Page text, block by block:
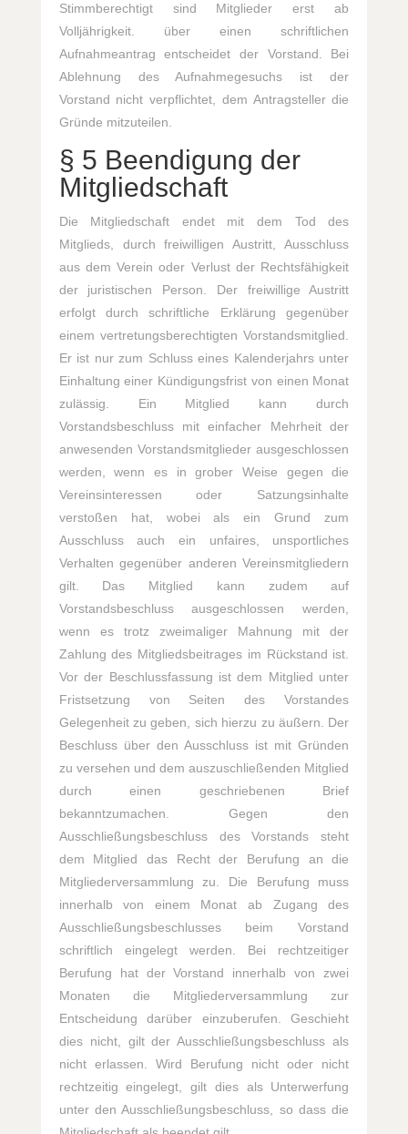
Stimmberechtigt sind Mitglieder erst ab
Volljährigkeit. über einen schriftlichen
Aufnahmeantrag entscheidet der Vorstand. Bei
Ablehnung des Aufnahmegesuchs ist der
Vorstand nicht verpflichtet, dem Antragsteller die
Gründe mitzuteilen.
§ 5 Beendigung der
Mitgliedschaft
Die Mitgliedschaft endet mit dem Tod des
Mitglieds, durch freiwilligen Austritt, Ausschluss
aus dem Verein oder Verlust der Rechtsfähigkeit
der juristischen Person. Der freiwillige Austritt
erfolgt durch schriftliche Erklärung gegenüber
einem vertretungsberechtigten Vorstandsmitglied.
Er ist nur zum Schluss eines Kalenderjahrs unter
Einhaltung einer Kündigungsfrist von einen Monat
zulässig. Ein Mitglied kann durch
Vorstandsbeschluss mit einfacher Mehrheit der
anwesenden Vorstandsmitglieder ausgeschlossen
werden, wenn es in grober Weise gegen die
Vereinsinteressen oder Satzungsinhalte
verstoßen hat, wobei als ein Grund zum
Ausschluss auch ein unfaires, unsportliches
Verhalten gegenüber anderen Vereinsmitgliedern
gilt. Das Mitglied kann zudem auf
Vorstandsbeschluss ausgeschlossen werden,
wenn es trotz zweimaliger Mahnung mit der
Zahlung des Mitgliedsbeitrages im Rückstand ist.
Vor der Beschlussfassung ist dem Mitglied unter
Fristsetzung von Seiten des Vorstandes
Gelegenheit zu geben, sich hierzu zu äußern. Der
Beschluss über den Ausschluss ist mit Gründen
zu versehen und dem auszuschließenden Mitglied
durch einen geschriebenen Brief
bekanntzumachen. Gegen den
Ausschließungsbeschluss des Vorstands steht
dem Mitglied das Recht der Berufung an die
Mitgliederversammlung zu. Die Berufung muss
innerhalb von einem Monat ab Zugang des
Ausschließungsbeschlusses beim Vorstand
schriftlich eingelegt werden. Bei rechtzeitiger
Berufung hat der Vorstand innerhalb von zwei
Monaten die Mitgliederversammlung zur
Entscheidung darüber einzuberufen. Geschieht
dies nicht, gilt der Ausschließungsbeschluss als
nicht erlassen. Wird Berufung nicht oder nicht
rechtzeitig eingelegt, gilt dies als Unterwerfung
unter den Ausschließungsbeschluss, so dass die